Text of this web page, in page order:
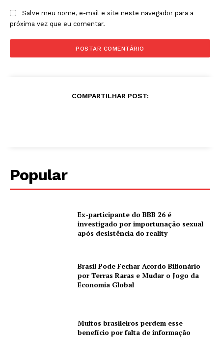
Salve meu nome, e-mail e site neste navegador para a
próxima vez que eu comentar.
COMPARTILHAR POST:
Popular
Ex-participante do BBB 26 é
investigado por importunação sexual
após desistência do reality
Brasil Pode Fechar Acordo Bilionário
por Terras Raras e Mudar o Jogo da
Economia Global
Muitos brasileiros perdem esse
benefício por falta de informação